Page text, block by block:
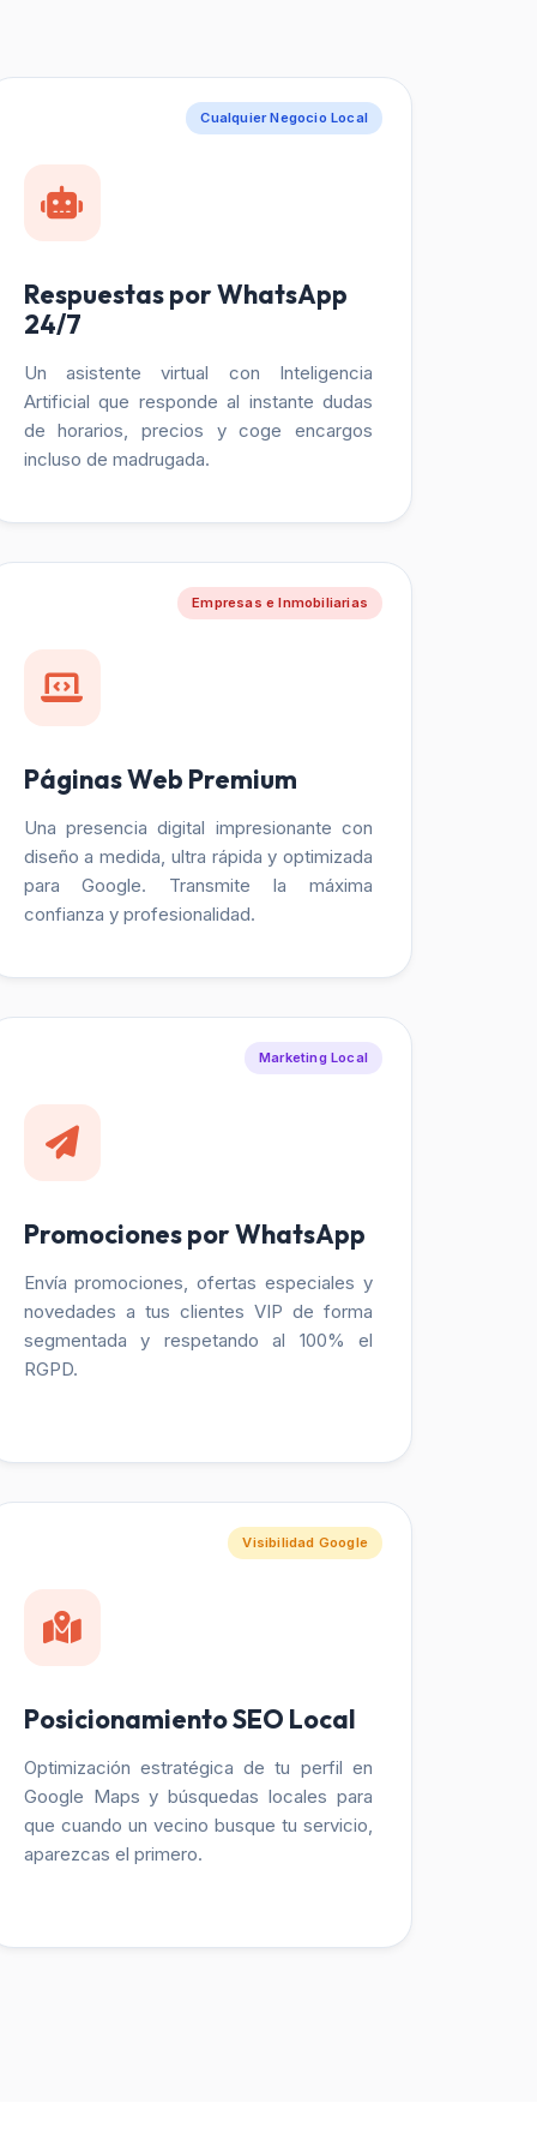
Cualquier Negocio Local
Respuestas por WhatsApp
24/7
Un asistente virtual con Inteligencia
Artificial que responde al instante dudas
de horarios, precios y coge encargos
incluso de madrugada.
Empresas e Inmobiliarias
Páginas Web Premium
Una presencia digital impresionante con
diseño a medida, ultra rápida y optimizada
para Google. Transmite la máxima
confianza y profesionalidad.
Marketing Local
Promociones por WhatsApp
Envía promociones, ofertas especiales y
novedades a tus clientes VIP de forma
segmentada y respetando al 100% el
RGPD.
Visibilidad Google
Posicionamiento SEO Local
Optimización estratégica de tu perfil en
Google Maps y búsquedas locales para
que cuando un vecino busque tu servicio,
aparezcas el primero.